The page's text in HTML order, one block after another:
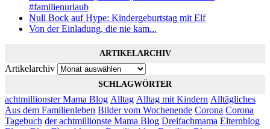
#familienurlaub
Null Bock auf Hype: Kindergeburtstag mit Elf
Von der Einladung, die nie kam...
ARTIKELARCHIV
Artikelarchiv
SCHLAGWÖRTER
achtmillionster Mama Blog Alltag Alltag mit Kindern Alltägliches
Aus dem Familienleben Bilder vom Wochenende Corona Corona
Tagebuch der achtmillionste Mama Blog Dreifachmama Elternblog